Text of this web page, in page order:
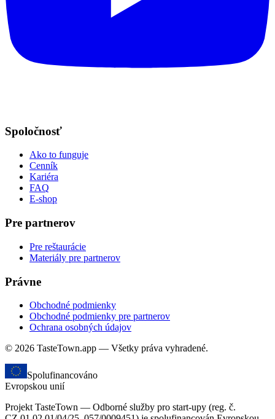
Spoločnosť
Ako to funguje
Cenník
Kariéra
FAQ
E-shop
Pre partnerov
Pre reštaurácie
Materiály pre partnerov
Právne
Obchodné podmienky
Obchodné podmienky pre partnerov
Ochrana osobných údajov
© 2026 TasteTown.app — Všetky práva vyhradené.
Spolufinancováno
Evropskou unií
Projekt TasteTown — Odborné služby pro start-upy (reg. č.